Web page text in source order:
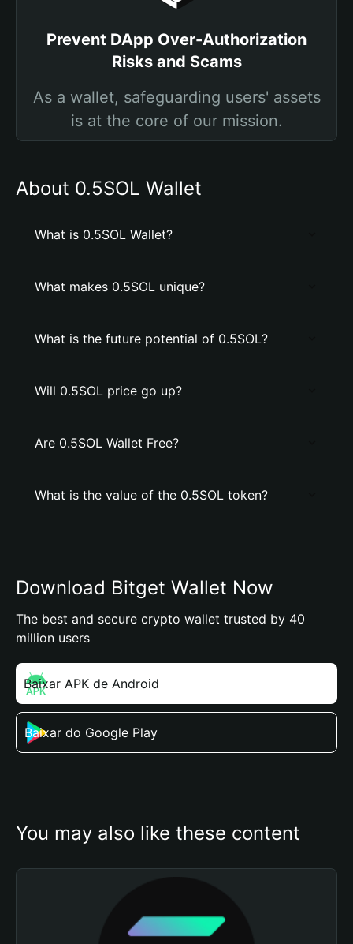
Prevent DApp Over-Authorization
Risks and Scams
As a wallet, safeguarding users' assets
is at the core of our mission.
About 0.5SOL Wallet
What is 0.5SOL Wallet?
What makes 0.5SOL unique?
What is the future potential of 0.5SOL?
Will 0.5SOL price go up?
Are 0.5SOL Wallet Free?
What is the value of the 0.5SOL token?
Download Bitget Wallet Now
The best and secure crypto wallet trusted by 40
million users
Baixar APK de Android
Baixar do Google Play
You may also like these content